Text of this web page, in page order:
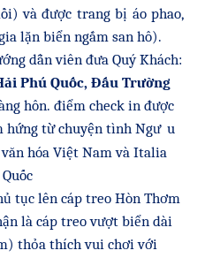
và được trang bị áo phao,
lặn biển ngắm san hô).
dẫn viên đưa Quý Khách:
Phú Quốc, Đấu Trường
hôn. điểm check in được
hứng từ chuyện tình Ngư u
hóa Việt Nam và Italia
tục lên cáp treo Hòn Thơm
là cáp treo vượt biển dài
thỏa thích vui chơi với